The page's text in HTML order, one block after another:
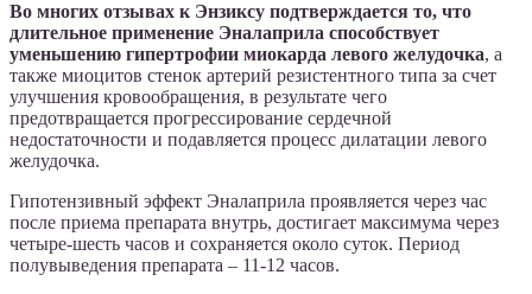
Во многих отзывах к Энзиксу подтверждается то, что
длительное применение Эналаприла способствует
уменьшению гипертрофии миокарда левого желудочка, а
также миоцитов стенок артерий резистентного типа за счет
улучшения кровообращения, в результате чего
предотвращается прогрессирование сердечной
недостаточности и подавляется процесс дилатации левого
желудочка.
Гипотензивный эффект Эналаприла проявляется через час
после приема препарата внутрь, достигает максимума через
четыре-шесть часов и сохраняется около суток. Период
полувыведения препарата – 11-12 часов.